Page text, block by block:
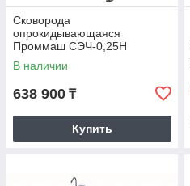
Сковорода
опрокидывающаяся
Проммаш СЭЧ-0,25Н
В наличии
638 900 ₸
Купить